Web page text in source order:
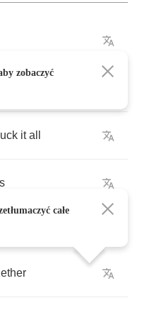
it all
zobaczyć
całe